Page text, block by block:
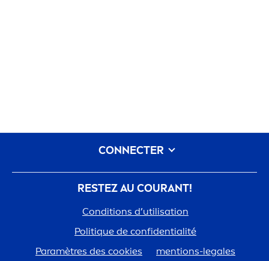
RESTEZ AU COURANT!
Conditions d’utilisation
Politique de confidentialité
Paramètres des cookies
mentions-legales
CONNECTER